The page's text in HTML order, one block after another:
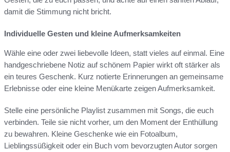
damit die Stimmung nicht bricht.
Individuelle Gesten und kleine Aufmerksamkeiten
Wähle eine oder zwei liebevolle Ideen, statt vieles auf einmal. Eine
handgeschriebene Notiz auf schönem Papier wirkt oft stärker als
ein teures Geschenk. Kurz notierte Erinnerungen an gemeinsame
Erlebnisse oder eine kleine Menükarte zeigen Aufmerksamkeit.
Stelle eine persönliche Playlist zusammen mit Songs, die euch
verbinden. Teile sie nicht vorher, um den Moment der Enthüllung
zu bewahren. Kleine Geschenke wie ein Fotoalbum,
Lieblingssüßigkeit oder ein Buch vom bevorzugten Autor sorgen